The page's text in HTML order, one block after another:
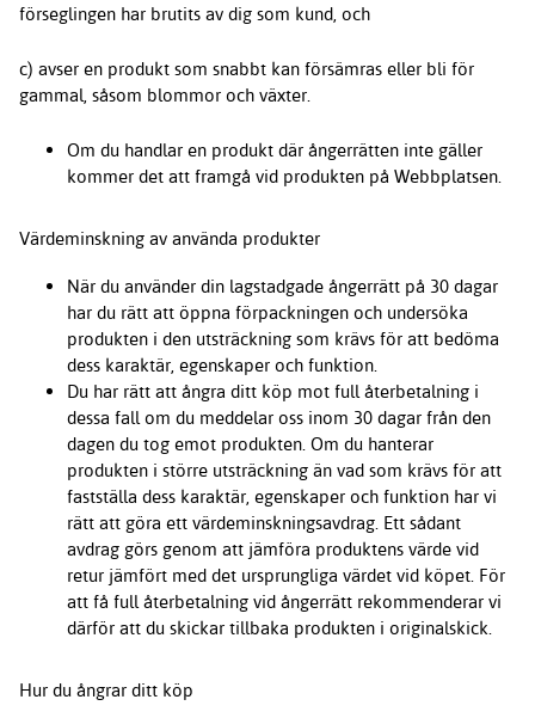
förseglingen har brutits av dig som kund, och
c) avser en produkt som snabbt kan försämras eller bli för
gammal, såsom blommor och växter.
Om du handlar en produkt där ångerrätten inte gäller
kommer det att framgå vid produkten på Webbplatsen.
Värdeminskning av använda produkter
När du använder din lagstadgade ångerrätt på 30 dagar
har du rätt att öppna förpackningen och undersöka
produkten i den utsträckning som krävs för att bedöma
dess karaktär, egenskaper och funktion.
Du har rätt att ångra ditt köp mot full återbetalning i
dessa fall om du meddelar oss inom 30 dagar från den
dagen du tog emot produkten. Om du hanterar
produkten i större utsträckning än vad som krävs för att
fastställa dess karaktär, egenskaper och funktion har vi
rätt att göra ett värdeminskningsavdrag. Ett sådant
avdrag görs genom att jämföra produktens värde vid
retur jämfört med det ursprungliga värdet vid köpet. För
att få full återbetalning vid ångerrätt rekommenderar vi
därför att du skickar tillbaka produkten i originalskick.
Hur du ångrar ditt köp